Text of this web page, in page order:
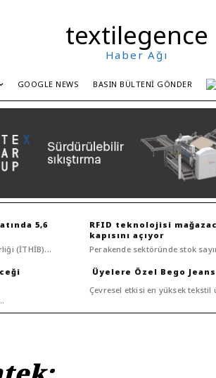
textilegence
Haber Ağı
GOOGLE NEWS BASIN BÜLTENI GÖNDER
5,6
(İTHİB)...
RFID teknolojisi
kapısını açıyor
Perakende sektöründe stok
Bego
Çevresel etkisi en yüksek